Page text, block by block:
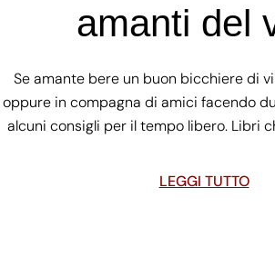
amanti del
Se amante bere un buon bicchiere di
oppure in compagna di amici facendo
alcuni consigli per il tempo libero. Libri
LEGGI TUTTO